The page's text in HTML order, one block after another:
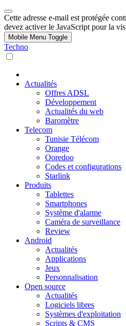
Cette adresse e-mail est protégée
devez activer le JavaScript pour la
Mobile Menu Toggle
Techno
Actualités
Offres ADSL
Développement
Actualités du web
Baromètre
Telecom
Tunisie Télécom
Orange
Ooredoo
Codes et configurations
Starlink
Produits
Tablettes
Smartphones
Système d'alarme
Caméra de surveillance
Review
Android
Actualités
Applications
Jeux
Personnalisation
Open source
Actualités
Logiciels libres
Systèmes d'exploitation
Scripts & CMS